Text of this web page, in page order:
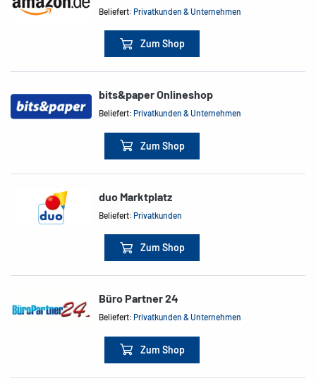
Beliefert:Privatkunden & Unternehmen
Zum Shop
bits&paper Onlineshop
Beliefert:Privatkunden & Unternehmen
Zum Shop
duo Marktplatz
Beliefert:Privatkunden
Zum Shop
Büro Partner 24
Beliefert:Privatkunden & Unternehmen
Zum Shop